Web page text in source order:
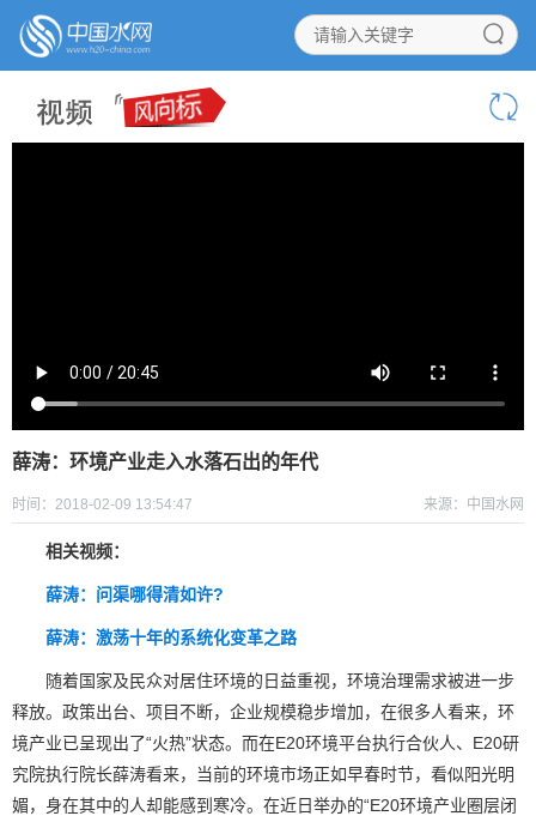
薛涛：环境产业走入水落石出的年代
时间：2018-02-09 13:54:47 来源：中国水网
相关视频：
薛涛：问渠哪得清如许?
薛涛：激荡十年的系统化变革之路
随着国家及民众对居住环境的日益重视，环境治理需求被进一步
释放。政策出台、项目不断，企业规模稳步增加，在很多人看来，环
境产业已呈现出了“火热”状态。而在E20环境平台执行合伙人、E20研
究院执行院长薛涛看来，当前的环境市场正如早春时节，看似阳光明
媚，身在其中的人却能感到寒冷。在近日举办的“E20环境产业圈层闭